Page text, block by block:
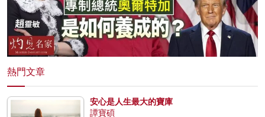
熱門文章
安心是人生最大的寶庫
譚寶碩